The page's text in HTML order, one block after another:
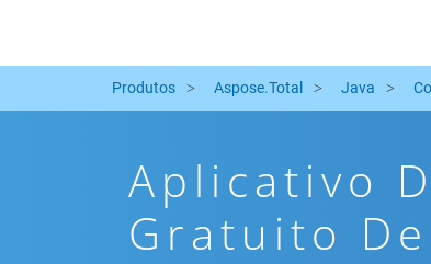
Produtos Aspose.Total Java
Aplicativo
Gratuito De